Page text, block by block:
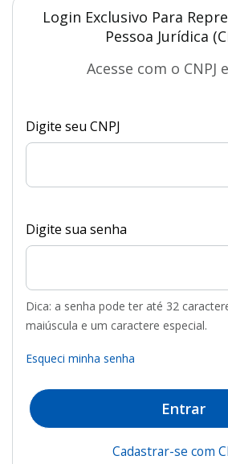
Login Exclusivo Para
Pessoa Jurídica
Acesse com o CNPJ
Digite seu CNPJ
Digite sua senha
Dica: a senha pode ter até 32
maiúscula e um caractere especial.
Esqueci minha senha
Entrar
Cadastrar-se com